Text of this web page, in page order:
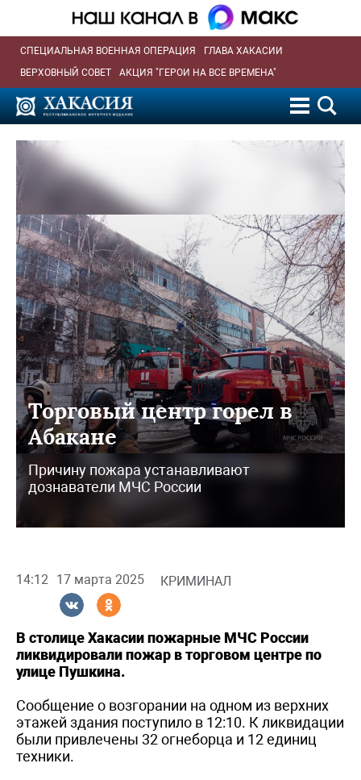
СПЕЦИАЛЬНАЯ ВОЕННАЯ ОПЕРАЦИЯ
ГЛАВА ХАКАСИИ
ВЕРХОВНЫЙ СОВЕТ
АКЦИЯ "ГЕРОИ НА ВСЕ ВРЕМЕНА"
Торговый центр горел в
Абакане
Причину пожара устанавливают
дознаватели МЧС России
14:12 17 марта 2025 КРИМИНАЛ
В столице Хакасии пожарные МЧС России
ликвидировали пожар в торговом центре по
улице Пушкина.
Сообщение о возгорании на одном из верхних
этажей здания поступило в 12:10. К ликвидации
были привлечены 32 огнеборца и 12 единиц
техники.